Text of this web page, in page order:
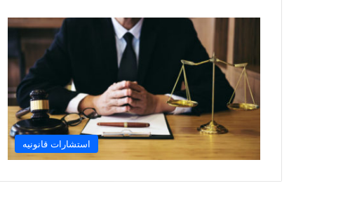
استشارات قانونيه